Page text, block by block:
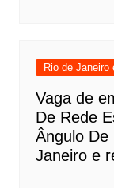
Rio de Janeiro
Vaga de
De Rede
Ângulo
Janeiro e